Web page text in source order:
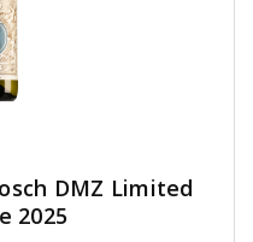
DMZ Limited
2025